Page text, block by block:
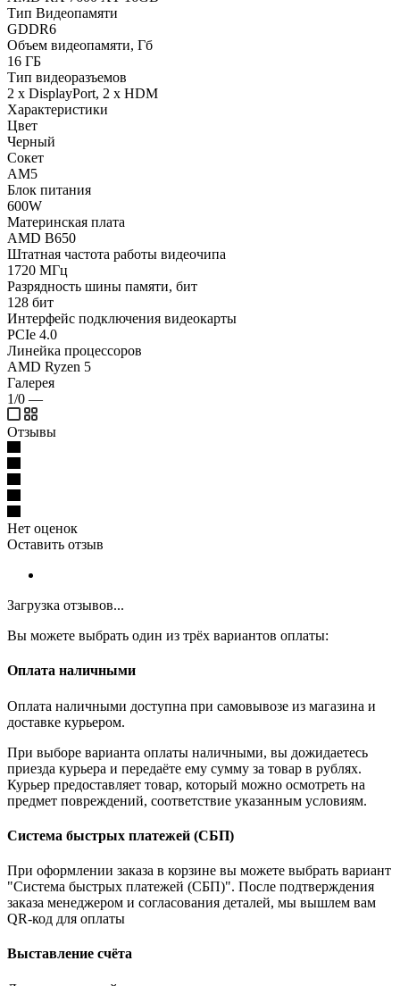
Тип Видеопамяти
GDDR6
Объем видеопамяти, Гб
16 ГБ
Тип видеоразъемов
2 x DisplayPort, 2 x HDM
Характеристики
Цвет
Черный
Сокет
AM5
Блок питания
600W
Материнская плата
AMD B650
Штатная частота работы видеочипа
1720 МГц
Разрядность шины памяти, бит
128 бит
Интерфейс подключения видеокарты
PCIe 4.0
Линейка процессоров
AMD Ryzen 5
Галерея
1/0 —
Отзывы
Нет оценок
Оставить отзыв
Загрузка отзывов...
Вы можете выбрать один из трёх вариантов оплаты:
Оплата наличными
Оплата наличными доступна при самовывозе из магазина и
доставке курьером.
При выборе варианта оплаты наличными, вы дожидаетесь
приезда курьера и передаёте ему сумму за товар в рублях.
Курьер предоставляет товар, который можно осмотреть на
предмет повреждений, соответствие указанным условиям.
Система быстрых платежей (СБП)
При оформлении заказа в корзине вы можете выбрать вариант
"Система быстрых платежей (СБП)". После подтверждения
заказа менеджером и согласования деталей, мы вышлем вам
QR-код для оплаты
Выставление счёта